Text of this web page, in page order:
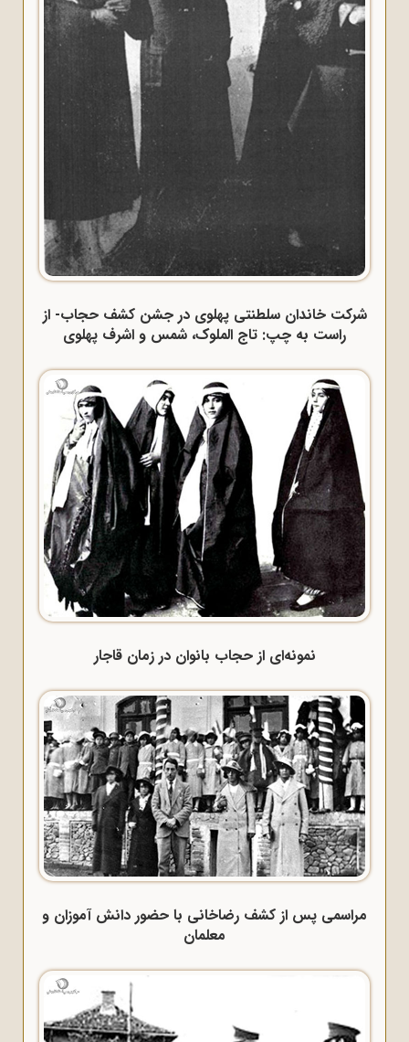
شرکت خاندان سلطنتی پهلوی در جشن کشف حجاب- از
راست به چپ: تاج الملوک، شمس و اشرف پهلوی
نمونه‌ای از حجاب بانوان در زمان قاجار
مراسمی پس از کشف رضاخانی با حضور دانش آموزان و
معلمان